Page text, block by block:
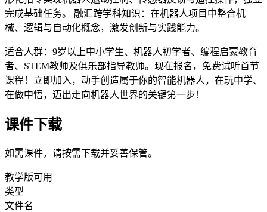
完成基础任务。 融汇跨学科知识：在机器人项目中整合机
械、逻辑与自动化概念，激发创新与实践能力。
适合人群：9岁以上中小学生、机器人初学者、编程启蒙教育
者、STEM教师及俱乐部指导教师。现在报名，免费试听首节
课程！立即加入，动手创造属于你的智能机器人，在玩中学、
在做中悟，迈出走向机器人世界的关键第一步！
课件下载
如需课件，请按需下载并妥善保管。
教学版可用
类型
文件名